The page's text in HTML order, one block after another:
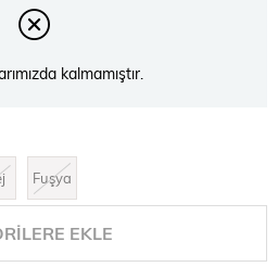
kalmamıştır.
Fuşya
EKLE